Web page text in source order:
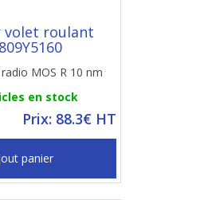
volet roulant
MOS R 10 nm
en stock
Prix: 88.3€ HT
panier